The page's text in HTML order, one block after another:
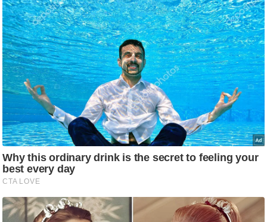
वु
ड
फि
ल्म
स
मी
B
r
e
a
k
i
n